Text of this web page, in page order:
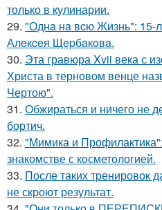
только в кулинарии.
29. "Однa нa вcю Жизнь": 15-
Алeкceя Щepбaкoвa.
30. Эта гравюра Xvii века с
Христа в терновом венце
Чертою".
31. Обжираться и ничего не
бортич.
32. "Мимика и
знакомстве с косметологией.
33. После таких
не скроют результат.